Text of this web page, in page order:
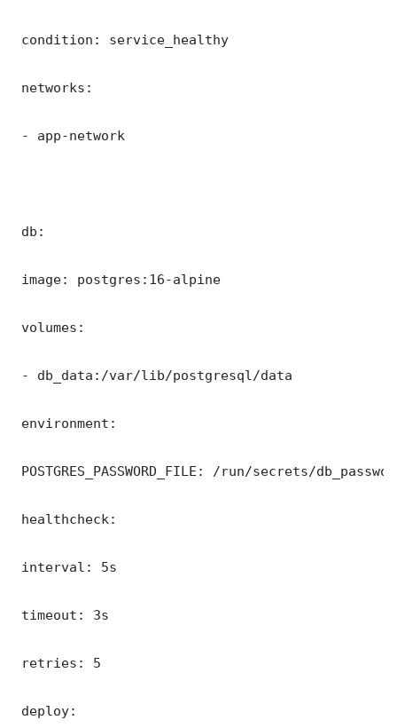
condition: service_healthy
networks:
- app-network
db:
image: postgres:16-alpine
volumes:
- db_data:/var/lib/postgresql/data
environment:
POSTGRES_PASSWORD_FILE: /run/secrets/
healthcheck:
interval: 5s
timeout: 3s
retries: 5
deploy: